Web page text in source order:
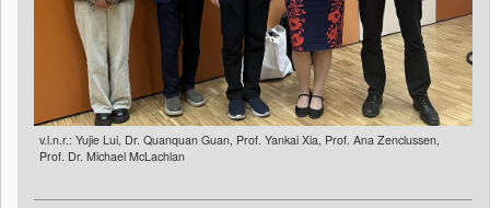
v.l.n.r.: Yujie Lui, Dr. Quanquan Guan, Prof. Yankai Xia, Prof. Ana Zenclussen,
Prof. Dr. Michael McLachlan